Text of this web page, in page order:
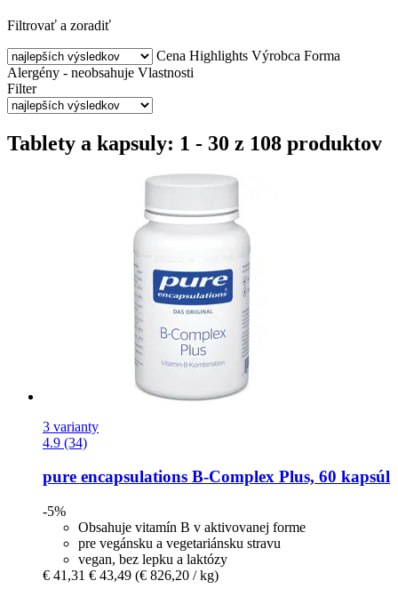
Filtrovať a zoradiť
Cena Highlights Výrobca Forma
Alergény - neobsahuje Vlastnosti
Filter
Tablety a kapsuly: 1 - 30 z 108 produktov
3 varianty
4.9 (34)
pure encapsulations B-​Complex Plus, 60 kapsúl
-5%
Obsahuje vitamín B v aktivovanej forme
pre vegánsku a vegetariánsku stravu
vegan, bez lepku a laktózy
€ 41,31 € 43,49 (€ 826,20 / kg)